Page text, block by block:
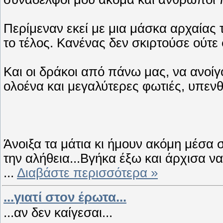
Περίμεναν εκεί με μια μάσκα
το τέλος. Κανένας δεν σκιρτούσε
Και οι δράκοι από πάνω μας, να
ολοένα και μεγαλύτερες φωτιές,
Άνοιξα τα μάτια κι ήμουν ακόμη
την αλήθεια...Βγήκα έξω και άρχισα
... Διαβάστε περισσότερα »
...γιατί στον έρωτα...
...αν δεν καίγεσαι...